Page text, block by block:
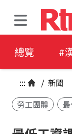
總覽 #
::: / 新聞
勞工團體